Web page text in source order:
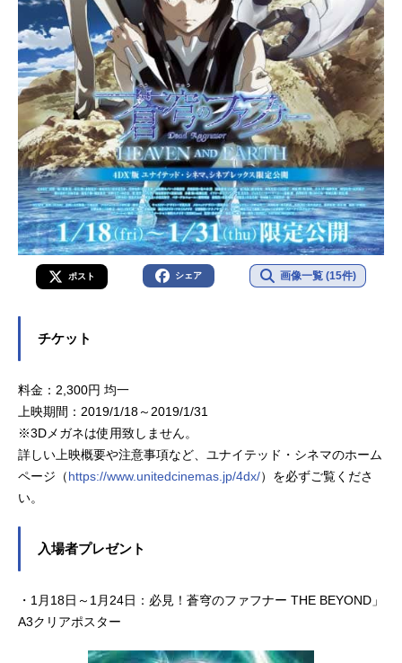
ポスト シェア 画像一覧 (15件)
チケット
料金：2,300円 均一
上映期間：2019/1/18～2019/1/31
※3Dメガネは使用致しません。
詳しい上映概要や注意事項など、ユナイテッド・シネマのホーム
ページ（https://www.unitedcinemas.jp/4dx/）を必ずご覧くださ
い。
入場者プレゼント
・1月18日～1月24日：必見！蒼穹のファフナー THE BEYOND」
A3クリアポスター